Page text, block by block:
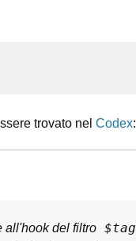
trovato nel Codex:
all'hook del filtro $tag